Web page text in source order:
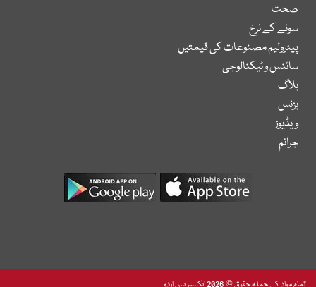
صحت
سونے کے نرخ
پیٹرولیم مصنوعات کی قیمتیں
سائنس و ٹیکنالوجی
بلاگ
بزنس
ویڈیوز
جرائم
تمام مواد کے جملہ حقوق © 2026 ایکسپریس اردو